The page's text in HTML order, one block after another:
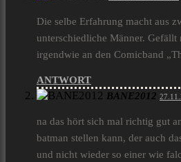
Die selbe Erfahrung macht aus
unterschiedliche Männer.
irgendwie an den Comicband
ANTWORT
BANE2012
na das hört sich mal richtig gut
batman stellen kann, der auch
und nicht wieder so einer wie